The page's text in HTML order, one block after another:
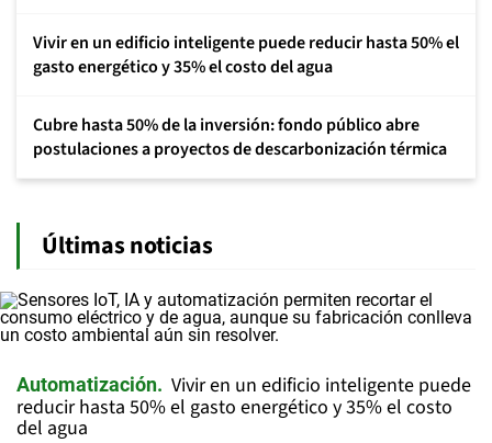
Vivir en un edificio inteligente puede reducir hasta 50% el
gasto energético y 35% el costo del agua
Cubre hasta 50% de la inversión: fondo público abre
postulaciones a proyectos de descarbonización térmica
Últimas noticias
Automatización
Vivir en un edificio inteligente puede
reducir hasta 50% el gasto energético y 35% el costo
del agua